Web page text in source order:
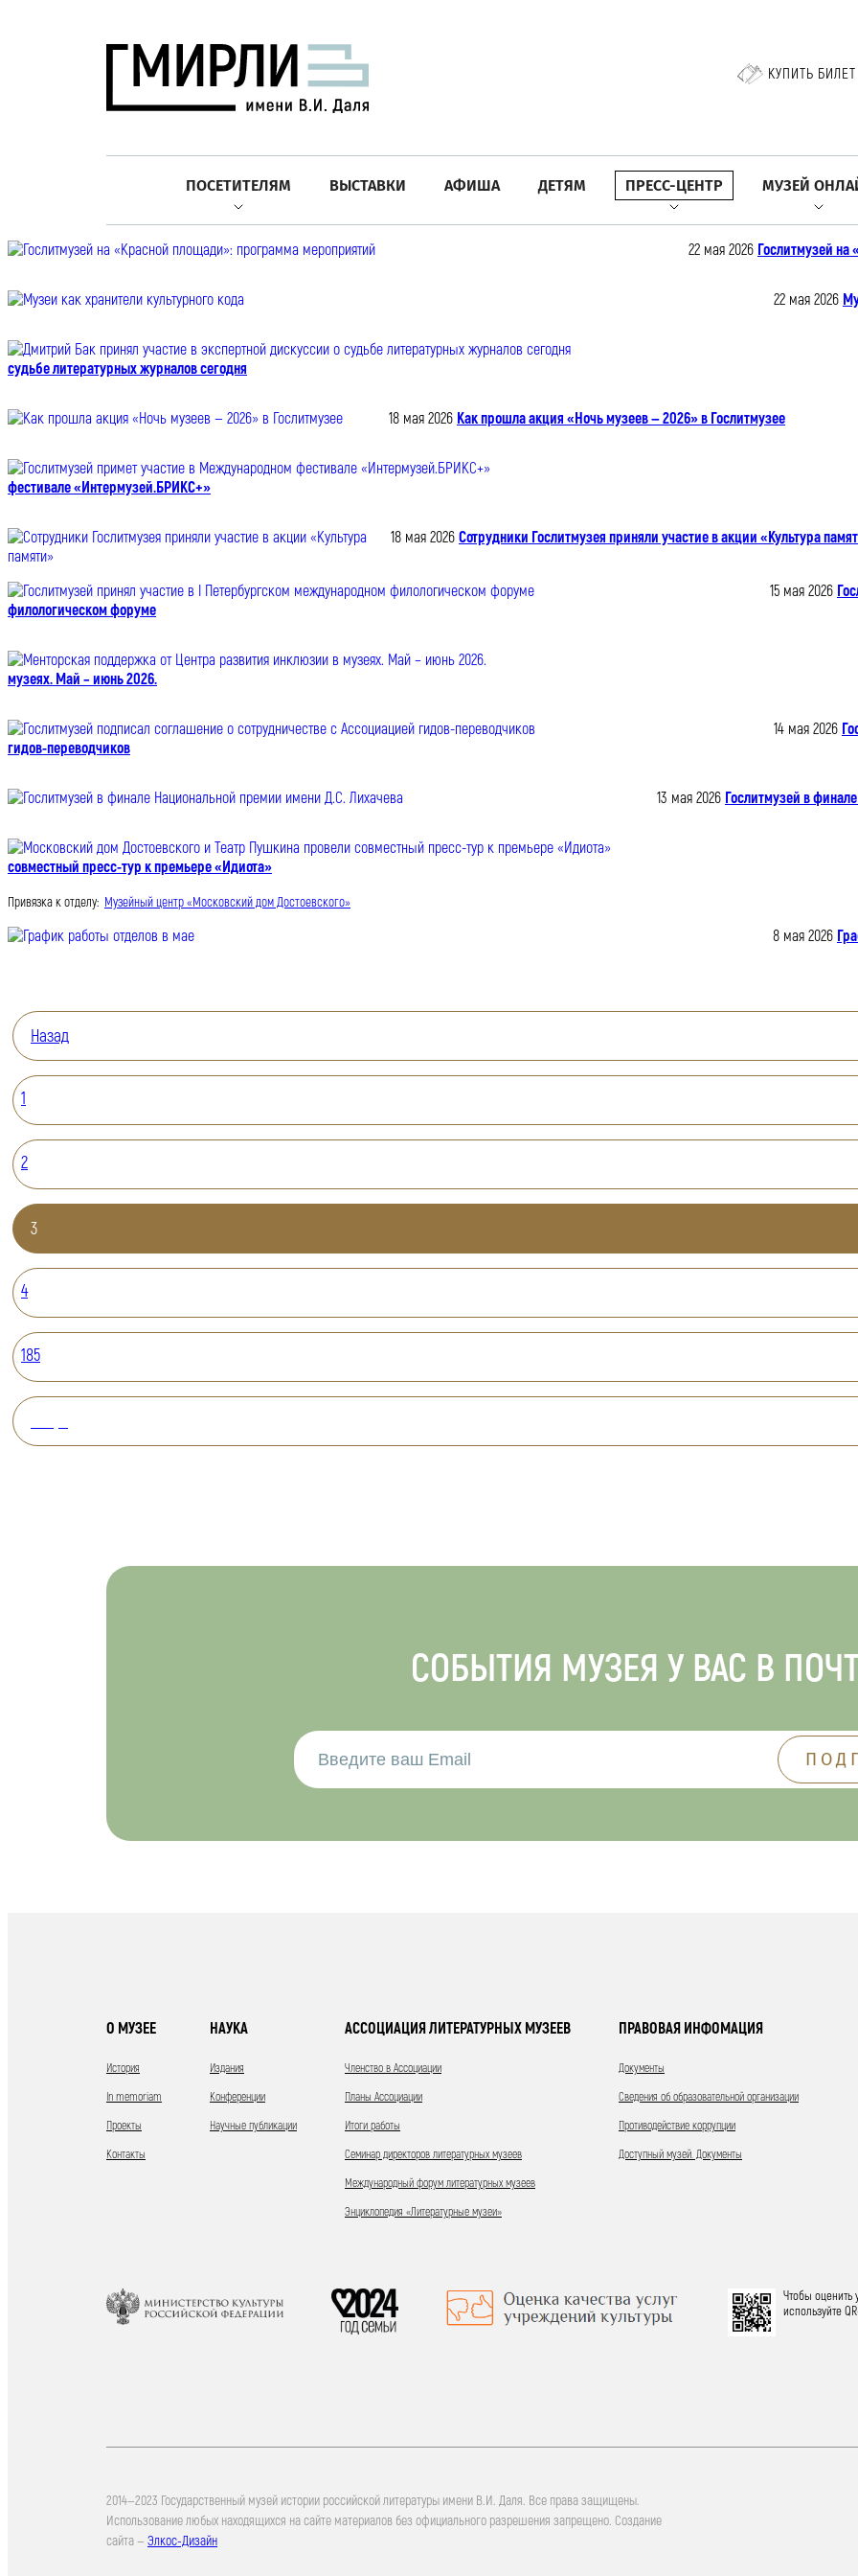
КУПИТЬ БИЛЕТ
ПОСЕТИТЕЛЯМ ВЫСТАВКИ АФИША ДЕТЯМ ПРЕСС-ЦЕНТР МУЗЕЙ
22 мая 2026 Гослитмузей
22 мая 2026
судьбе литературных журналов сегодня
18 мая 2026 Как прошла акция «Ночь музеев — 2026» в Гослитмузее
фестивале «Интермузей.БРИКС+»
18 мая 2026 Сотрудники Гослитмузея приняли участие в акции «Культура
15 мая 2026
филологическом форуме
музеях. Май – июнь 2026.
14 мая 2026
гидов-переводчиков
13 мая 2026 Гослитмузей в
совместный пресс-тур к премьере «Идиота»
Привязка к отделу: Музейный центр «Московский дом Достоевского»
8 мая 2026
Назад
1
2
3
4
185
СОБЫТИЯ МУЗЕЯ У ВАС В
О МУЗЕЕ
История
In memoriam
Проекты
Контакты
НАУКА
Издания
Конференции
Научные публикации
АССОЦИАЦИЯ ЛИТЕРАТУРНЫХ МУЗЕЕВ
Членство в Ассоциации
Планы Ассоциации
Итоги работы
Семинар директоров литературных музеев
Международный форум литературных музеев
Энциклопедия «Литературные музеи»
ПРАВОВАЯ ИНФОМАЦИЯ
Документы
Сведения об образовательной организации
Противодействие коррупции
Доступный музей. Документы
Чтобы оценить
используйте
2014—2023 Государственный музей истории российской литературы имени В.И. Даля. Все права защищены.
Использование любых находящихся на сайте материалов без официального разрешения запрещено. Создание
сайта — Элкос-Дизайн